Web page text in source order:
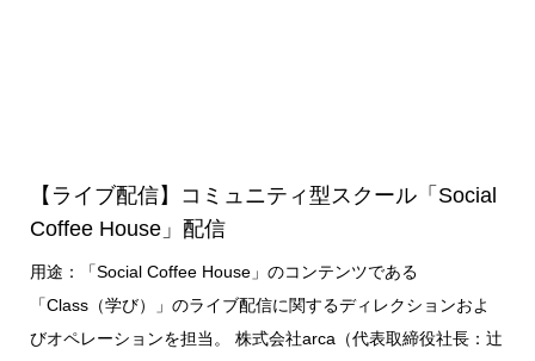
【ライブ配信】コミュニティ型スクール「Social
Coffee House」配信
用途：「Social Coffee House」のコンテンツである
「Class（学び）」のライブ配信に関するディレクションおよ
びオペレーションを担当。 株式会社arca（代表取締役社長：辻